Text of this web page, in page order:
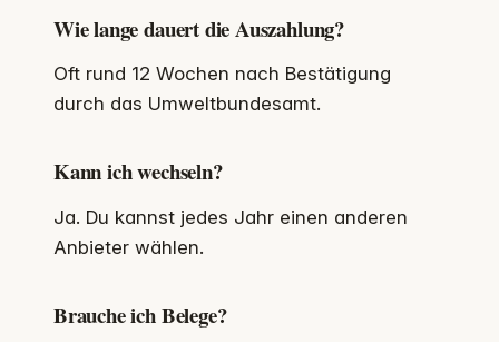
Wie lange dauert die Auszahlung?
Oft rund 12 Wochen nach Bestätigung
durch das Umweltbundesamt.
Kann ich wechseln?
Ja. Du kannst jedes Jahr einen anderen
Anbieter wählen.
Brauche ich Belege?